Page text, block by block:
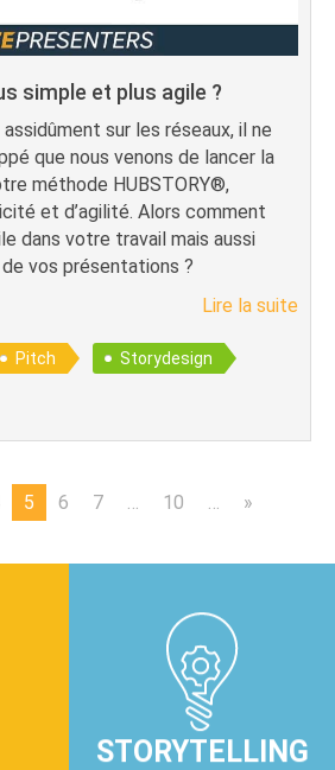
simple et plus agile ?
sur les réseaux, il ne
que nous venons de lancer la
méthode HUBSTORY®,
et d’agilité. Alors comment
dans votre travail mais aussi
vos présentations ?
Lire la suite
Pitch Storydesign
5 6 7 … 10 … »
STORYTELLING
STRUCTURER
VOTRE HISTOIRE